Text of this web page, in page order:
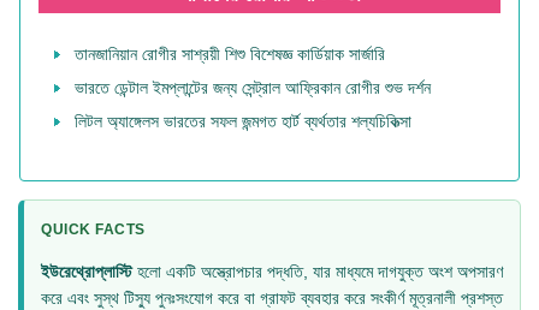
তানজানিয়ান রোগীর সাশ্রয়ী শিশু বিশেষজ্ঞ কার্ডিয়াক সার্জারি
ভারতে ডেন্টাল ইমপ্লান্টের জন্য সেন্ট্রাল আফ্রিকান রোগীর শুভ দর্শন
লিটল অ্যাঙ্গেলস ভারতের সফল জন্মগত হার্ট ব্যর্থতার শল্যচিকিত্সা
QUICK FACTS
ইউরেথ্রোপ্লাস্টিহলো একটি অস্ত্রোপচার পদ্ধতি, যার মাধ্যমে দাগযুক্ত অংশ অপসারণ
করে এবং সুস্থ টিস্যু পুনঃসংযোগ করে বা গ্রাফট ব্যবহার করে সংকীর্ণ মূত্রনালী প্রশস্ত